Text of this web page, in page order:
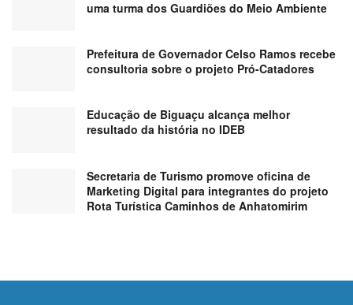
uma turma dos Guardiões do Meio Ambiente
Prefeitura de Governador Celso Ramos recebe
consultoria sobre o projeto Pró-Catadores
Educação de Biguaçu alcança melhor
resultado da história no IDEB
Secretaria de Turismo promove oficina de
Marketing Digital para integrantes do projeto
Rota Turística Caminhos de Anhatomirim